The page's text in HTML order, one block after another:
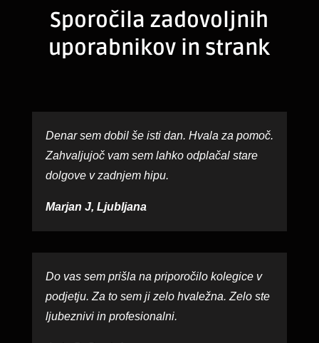
Sporočila zadovoljnih
uporabnikov in strank
Denar sem dobil še isti dan. Hvala za pomoč.
Zahvaljujoč vam sem lahko odplačal stare
dolgove v zadnjem hipu.
Marjan J, Ljubljana
Do vas sem prišla na priporočilo kolegice v
podjetju. Za to sem ji zelo hvaležna. Zelo ste
ljubeznivi in profesionalni.